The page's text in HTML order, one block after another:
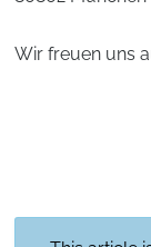
Wir freuen uns